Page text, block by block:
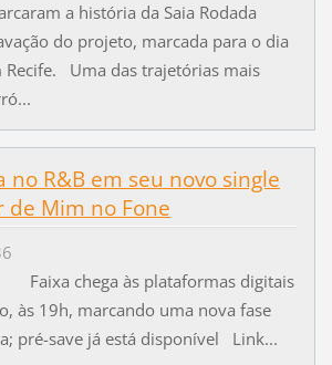
a história da Saia Rodada
do projeto, marcada para o dia
Recife. Uma das trajetórias mais
no R&B em seu novo single
de Mim no Fone
às plataformas digitais
às 19h, marcando uma nova fase
pré-save já está disponível Link...